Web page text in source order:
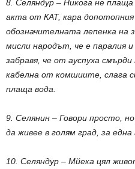
8. Селяндур – Никога не
акта от КАТ, кара допотопния
обозначителната лепенка на
мисли народът, че е паралия
забравя, че от ауспуха
кабелна от комшиите, слага
плаща вода.
9. Селянин – Говори просто,
да живее в голям град, за
10. Селяндур – Мйека цял